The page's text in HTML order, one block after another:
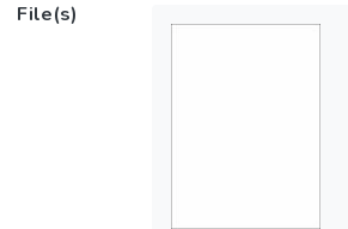
File(s)